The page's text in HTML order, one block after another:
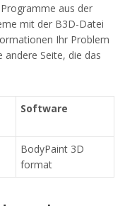
aus der
mit der B3D-Datei
Ihr Problem
andere Seite, die das
Software
BodyPaint 3D
format